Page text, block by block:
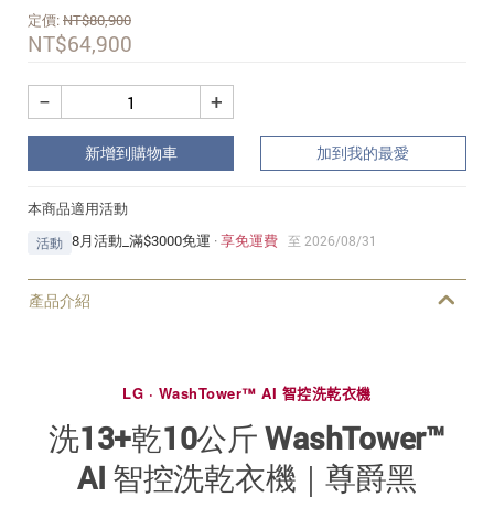
定價:NT$80,900
NT$64,900
+
−
新增到購物車 加到我的最愛
本商品適用活動
活動 8月活動_滿$3000免運 ·享免運費 至 2026/08/31
產品介紹
LG · WashTower™ AI 智控洗乾衣機
洗13+乾10公斤 WashTower™
AI 智控洗乾衣機｜尊爵黑